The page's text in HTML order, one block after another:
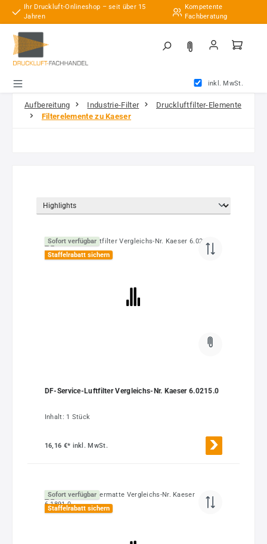
Zum Hauptinhalt springen
Ihr Druckluft-Onlineshop – seit über 15
Jahren
Kompetente
Fachberatung
inkl. MwSt.
Aufbereitung Industrie-Filter
Druckluftfilter-Elemente
Filterelemente zu Kaeser
Sofort verfügbar
Staffelrabatt sichern
DF-Service-Luftfilter Vergleichs-Nr. Kaeser 6.0215.0
Inhalt: 1 Stück
16,16 €* inkl. MwSt.
Sofort verfügbar
Staffelrabatt sichern